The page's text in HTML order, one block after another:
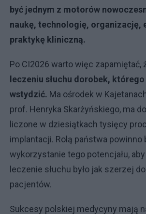
być jednym z motorów
naukę, technologię, organizację,
praktykę kliniczną.
Po CI2026 warto więc zapamiętać,
leczeniu słuchu dorobek,
wstydzić. Ma ośrodek w
prof. Henryka Skarżyńskiego, ma
liczone w dziesiątkach tysięcy
implantacji. Rolą państwa powinno
wykorzystanie tego potencjału,
leczenie słuchu było jak szerzej
pacjentów.
Sukcesy polskiej medycyny mają